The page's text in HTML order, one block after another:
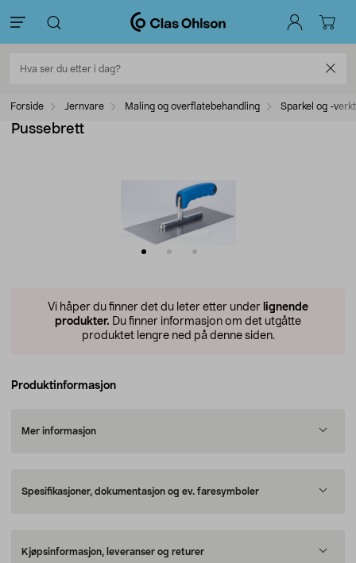
Forside Jernvare Maling og overflatebehandling Sparkel og -
Pussebrett
Vi håper du finner det du leter etter under lignende
produkter. Du finner informasjon om det utgåtte
produktet lengre ned på denne siden.
Produktinformasjon
Mer informasjon
Spesifikasjoner, dokumentasjon og ev. faresymboler
Kjøpsinformasjon, leveranser og returer